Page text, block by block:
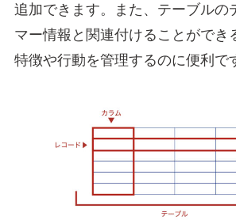
追加できます。また、テーブルの
マー情報と関連付けることができ
特徴や行動を管理するのに便利で